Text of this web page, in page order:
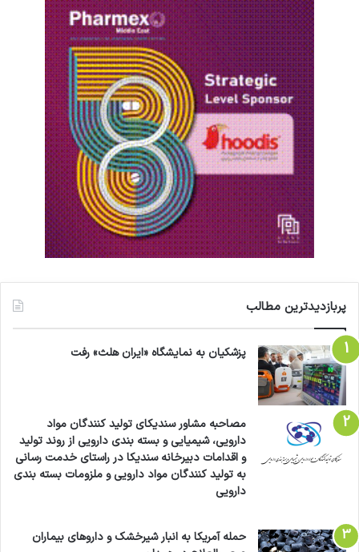
پربازدیدترین مطالب
پزشکیان به نمایشگاه «ایران هلث» رفت
مصاحبه مشاور سندیکای تولید کنندگان مواد
دارویی، شیمیایی و بسته بندی دارویی از روند تولید
و اقدامات دبیرخانه سندیکا در راستای خدمت رسانی
به تولید کنندگان مواد دارویی و ملزومات بسته بندی
دارویی
حمله آمریکا به انبار شیرخشک و داروهای بیماران